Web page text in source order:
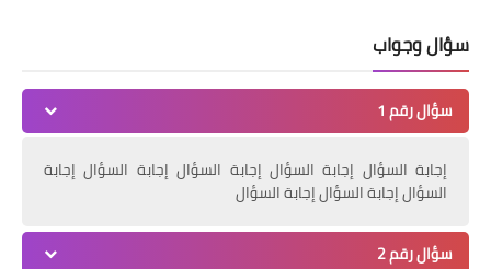
سؤال وجواب
سؤال رقم 1
إجابة السؤال إجابة السؤال إجابة السؤال إجابة السؤال إجابة
السؤال إجابة السؤال إجابة السؤال
سؤال رقم 2